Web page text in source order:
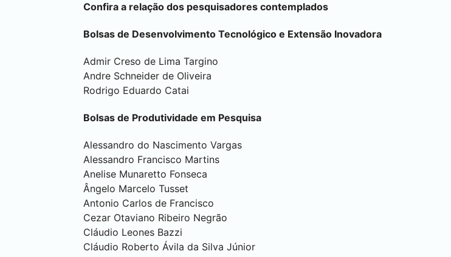
Confira a relação dos pesquisadores contemplados
Bolsas de Desenvolvimento Tecnológico e Extensão Inovadora
Admir Creso de Lima Targino
Andre Schneider de Oliveira
Rodrigo Eduardo Catai
Bolsas de Produtividade em Pesquisa
Alessandro do Nascimento Vargas
Alessandro Francisco Martins
Anelise Munaretto Fonseca
Ângelo Marcelo Tusset
Antonio Carlos de Francisco
Cezar Otaviano Ribeiro Negrão
Cláudio Leones Bazzi
Cláudio Roberto Ávila da Silva Júnior